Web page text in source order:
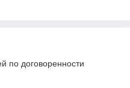
по договоренности